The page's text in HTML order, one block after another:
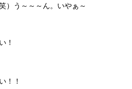
） う～～～ん。 いやぁ～
！
！！